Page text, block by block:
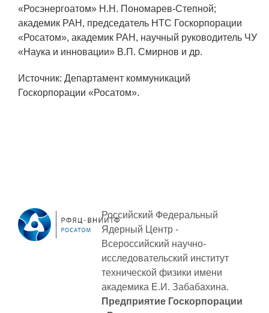
Лазерные технологии
Каталог гражданской продукции
Технологии водородной энергетики
Цифровые продукты
Электротехника
СОЦИАЛЬНАЯ ОТВЕТСТВЕННОСТЬ
Охрана окружающей среды
Программы по оздоровлению
Обеспечение жильем
«Росэнергоатом» Н.Н. Пономарев-Степной;
академик РАН, председатель НТС Госкорпорации
«Росатом», академик РАН, научный руководитель ЧУ
«Наука и инновации» В.П. Смирнов и др.
Источник: Департамент коммуникаций
Госкорпорации «Росатом».
Российский Федеральный
Ядерный Центр -
Всероссийский научно-
исследовательский институт
технической физики имени
академика Е.И. Забабахина.
Предприятие Госкорпорации